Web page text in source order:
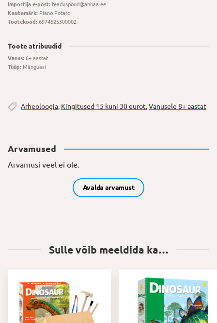
Importija e-post: teaduspood@ahhaa.ee
Kaubamärk: Piano Potato
Tootekood: 6974625300002
Toote atribuudid
Vanus: 6+ aastat
Tüüp: Mänguasi
Arheoloogia, Kingitused 15 kuni 30 eurot,Vanusele 8+ aastat
Arvamused
Arvamusi veel ei ole.
Avalda arvamust
Sulle võib meeldida ka…